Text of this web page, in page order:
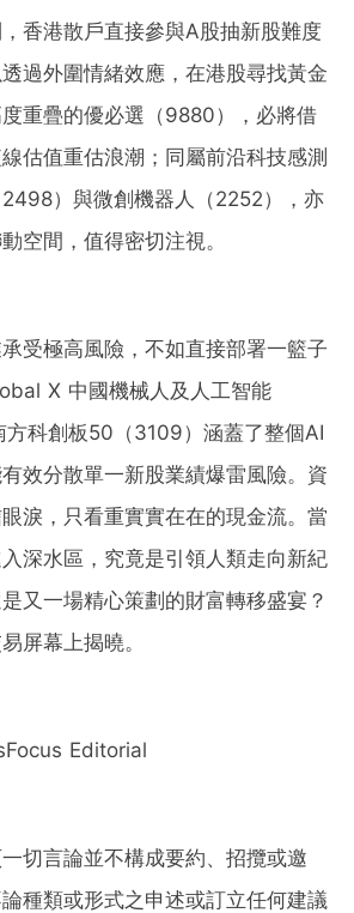
香港散戶直接參與A股抽新股難度
過外圍情緒效應，在港股尋找黃金
重疊的優必選（9880），必將借
估值重估浪潮；同屬前沿科技感測
）與微創機器人（2252），亦
空間，值得密切注視。
受極高風險，不如直接部署一籃子
X 中國機械人及人工智能
方科創板50（3109）涵蓋了整個AI
效分散單一新股業績爆雷風險。資
淚，只看重實實在在的現金流。當
深水區，究竟是引領人類走向新紀
又一場精心策劃的財富轉移盛宴？
屏幕上揭曉。
Editorial
切言論並不構成要約、招攬或邀
種類或形式之申述或訂立任何建議